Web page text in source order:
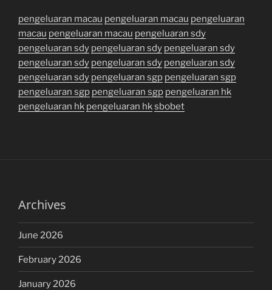
pengeluaran macau pengeluaran macau pengeluaran
macau pengeluaran macau pengeluaran sdy
pengeluaran sdy pengeluaran sdy pengeluaran sdy
pengeluaran sdy pengeluaran sdy pengeluaran sdy
pengeluaran sdy pengeluaran sgp pengeluaran sgp
pengeluaran sgp pengeluaran sgp pengeluaran hk
pengeluaran hk pengeluaran hksbobet
Archives
June 2026
February 2026
January 2026